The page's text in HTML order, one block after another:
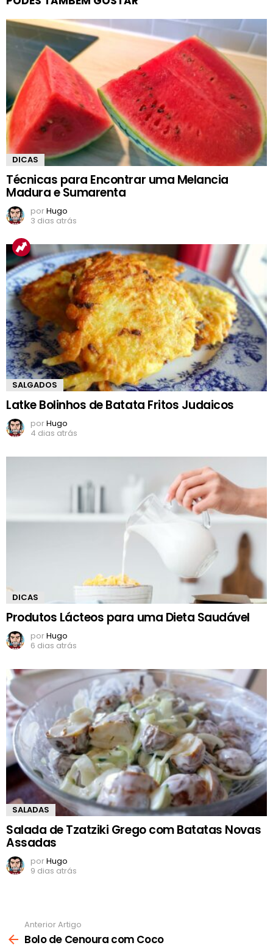
DICAS
Técnicas para Encontrar uma Melancia
Madura e Sumarenta
porHugo
3 dias atrás
SALGADOS
Latke Bolinhos de Batata Fritos Judaicos
porHugo
4 dias atrás
DICAS
Produtos Lácteos para uma Dieta Saudável
porHugo
6 dias atrás
SALADAS
Salada de Tzatziki Grego com Batatas Novas
Assadas
porHugo
9 dias atrás
mais
Anterior Artigo
Bolo de Cenoura com Coco